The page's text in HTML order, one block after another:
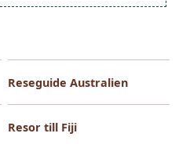
Reseguide Australien
Resor till Fiji